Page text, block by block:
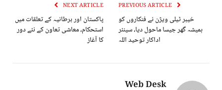
خیبر ٹیلی ویژن نے فنکاروں کو
ہمیشہ گھر جیسا ماحول دیا، سینئر
اداکار توحید اللہ
NEXT ARTICLE
پاکستان اور برطانیہ کے تعلقات میں
استحکام، معاشی تعاون کے نئے دور
کا آغاز
Web Desk